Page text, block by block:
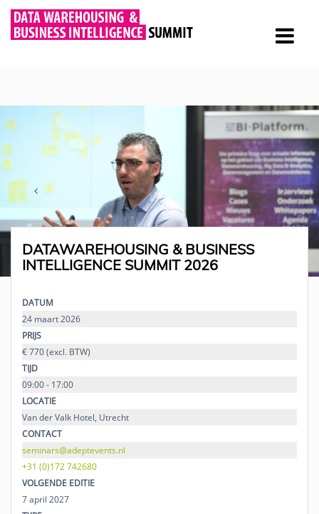
DATAWAREHOUSING & BUSINESS
INTELLIGENCE SUMMIT 2026
DATUM
24 maart 2026
PRIJS
€ 770 (excl. BTW)
TIJD
09:00 - 17:00
LOCATIE
Van der Valk Hotel, Utrecht
CONTACT
seminars@adeptevents.nl
+31 (0)172 742680
VOLGENDE EDITIE
7 april 2027